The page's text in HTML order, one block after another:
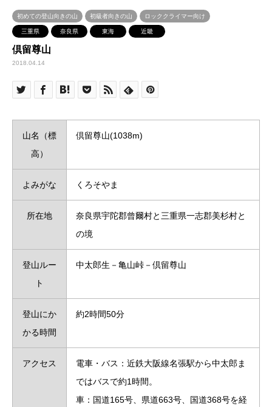
初めての登山向きの山 初級者向きの山 ロッククライマー向け
三重県 奈良県 東海 近畿
倶留尊山
2018.04.14
山名（標
高）
倶留尊山(1038m)
よみがな くろそやま
所在地
奈良県宇陀郡曾爾村と三重県一志郡美杉村と
の境
登山ルー
ト
中太郎生－亀山峠－倶留尊山
登山にか
かる時間
約2時間50分
アクセス
電車・バス：近鉄大阪線名張駅から中太郎ま
ではバスで約1時間。
車：国道165号、県道663号、国道368号を経